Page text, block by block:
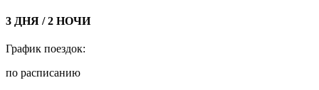
3 ДНЯ / 2 НОЧИ
График поездок:
по расписанию